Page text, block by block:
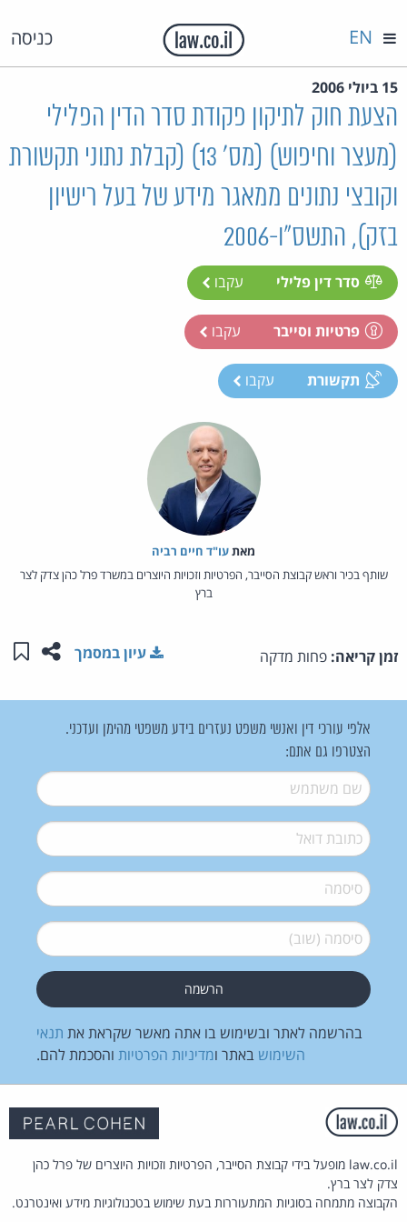
כניסה EN
15 ביולי 2006
הצעת חוק לתיקון פקודת סדר הדין הפלילי
(מעצר וחיפוש) (מס' 13) (קבלת נתוני תקשורת
וקובצי נתונים ממאגר מידע של בעל רישיון
בזק), התשס"ו-2006
סדר דין פלילי עקבו
פרטיות וסייבר עקבו
תקשורת עקבו
מאת‏עו"ד חיים רביה
שותף בכיר וראש קבוצת הסייבר, הפרטיות וזכויות היוצרים במשרד פרל כהן צדק לצר
ברץ
זמן קריאה: פחות מדקה שתפו עיון במסמך
אלפי עורכי דין ואנשי משפט נעזרים בידע משפטי מהימן ועדכני.
הצטרפו גם אתם:
שם משתמש*
דואל*
סיסמה*
סיסמה (שוב)*
בהרשמה לאתר ובשימוש בו אתה מאשר שקראת את תנאי
השימוש באתר ומדיניות הפרטיות והסכמת להם.
law.co.il מופעל בידי קבוצת הסייבר, הפרטיות וזכויות היוצרים של פרל כהן
צדק לצר ברץ.
הקבוצה מתמחה בסוגיות המתעוררות בעת שימוש בטכנולוגיות מידע ואינטרנט.